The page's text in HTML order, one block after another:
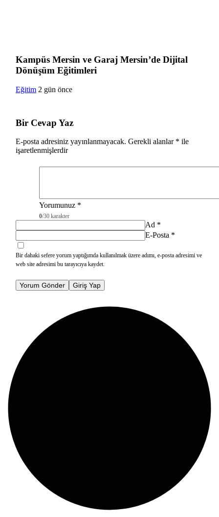
Kampüs Mersin ve Garaj Mersin’de Dijital
Dönüşüm Eğitimleri
Eğitim 2 gün önce
Bir Cevap Yaz
E-posta adresiniz yayınlanmayacak. Gerekli alanlar * ile
işaretlenmişlerdir
Yorumunuz *
0/30 karakter
Ad *
E-Posta *
Bir dahaki sefere yorum yaptığımda kullanılmak üzere adımı, e-posta adresimi ve
web site adresimi bu tarayıcıya kaydet.
Yorum Gönder Giriş Yap